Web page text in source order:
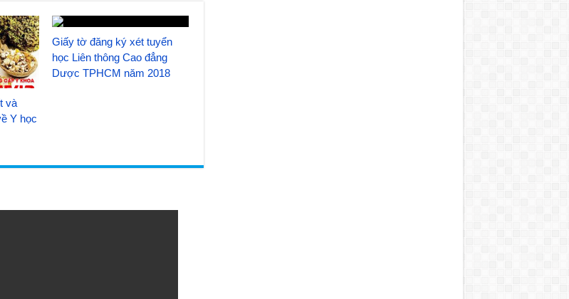
và
Y học
Giấy tờ đăng ký xét tuyển
học Liên thông Cao đẳng
Dược TPHCM năm 2018